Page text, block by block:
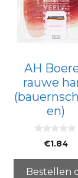
AH
rauwe
en)
5
€1.84
Bestellen